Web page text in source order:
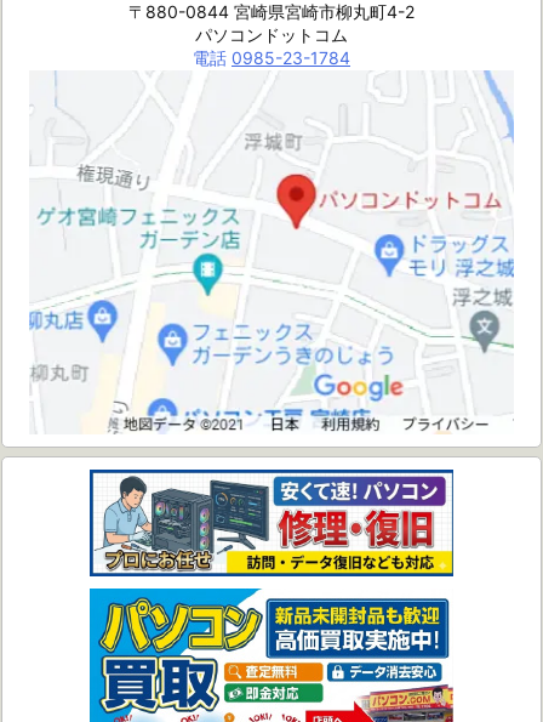
〒880-0844 宮崎県宮崎市柳丸町4-2
パソコンドットコム
電話 0985-23-1784